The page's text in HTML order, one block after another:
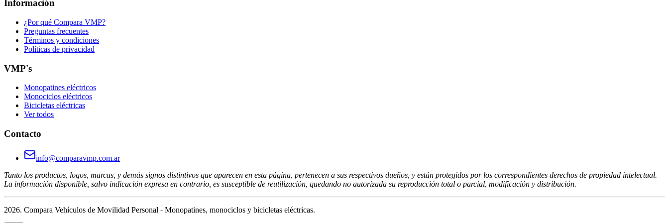
Información
¿Por qué Compara VMP?
Preguntas frecuentes
Términos y condiciones
Políticas de privacidad
VMP's
Monopatines eléctricos
Monociclos eléctricos
Bicicletas eléctricas
Ver todos
Contacto
info@comparavmp.com.ar
Tanto los productos, logos, marcas, y demás signos distintivos que aparecen en esta página, pertenecen a sus respectivos dueños, y están protegidos por los correspondientes derechos de propiedad intelectual.
La información disponible, salvo indicación expresa en contrario, es susceptible de reutilización, quedando no autorizada su reproducción total o parcial, modificación y distribución.
2026. Compara Vehículos de Movilidad Personal - Monopatines, monociclos y bicicletas eléctricas.